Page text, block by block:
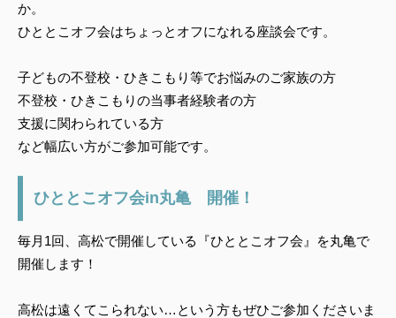
か。
ひととこオフ会はちょっとオフになれる座談会です。
子どもの不登校・ひきこもり等でお悩みのご家族の方
不登校・ひきこもりの当事者経験者の方
支援に関わられている方
など幅広い方がご参加可能です。
ひととこオフ会in丸亀 開催！
毎月1回、高松で開催している『ひととこオフ会』を丸亀で
開催します！
高松は遠くてこられない…という方もぜひご参加くださいま